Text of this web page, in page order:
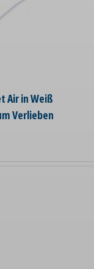
Air in Weiß
Verlieben